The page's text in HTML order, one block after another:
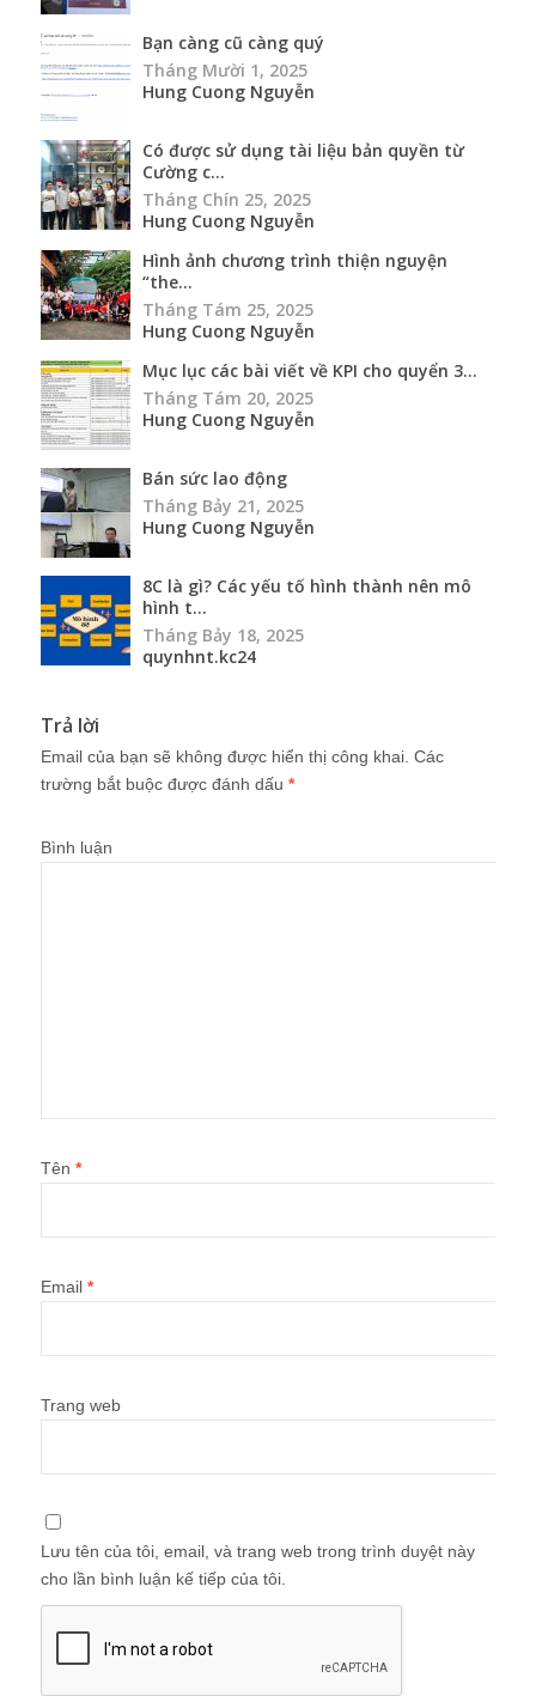
Bạn càng cũ càng quý
Tháng Mười 1, 2025
Hung Cuong Nguyễn
Có được sử dụng tài liệu bản quyền từ
Cường c...
Tháng Chín 25, 2025
Hung Cuong Nguyễn
Hình ảnh chương trình thiện nguyện
“the...
Tháng Tám 25, 2025
Hung Cuong Nguyễn
Mục lục các bài viết về KPI cho quyển 3...
Tháng Tám 20, 2025
Hung Cuong Nguyễn
Bán sức lao động
Tháng Bảy 21, 2025
Hung Cuong Nguyễn
8C là gì? Các yếu tố hình thành nên mô
hình t...
Tháng Bảy 18, 2025
quynhnt.kc24
Trả lời
Email của bạn sẽ không được hiển thị công khai. Các
trường bắt buộc được đánh dấu *
Bình luận
Tên *
Email *
Trang web
Lưu tên của tôi, email, và trang web trong trình duyệt này
cho lần bình luận kế tiếp của tôi.